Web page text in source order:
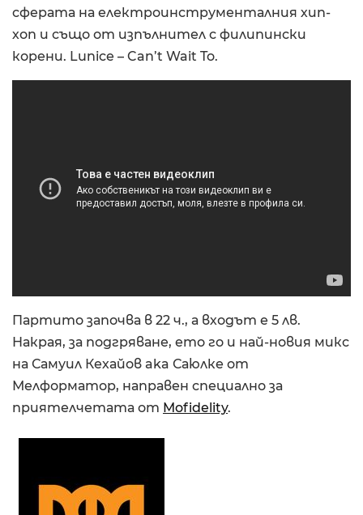
сферата на електроинструменталния хип-
хоп и също от изпълнител с филипински
корени. Lunice – Can’t Wait To.
Партито започва в 22 ч., а входът е 5 лв.
Накрая, за подгряване, ето го и най-новия микс
на Самуил Кехайов aka Саюлке от
Мелформатор, направен специално за
приятелчетата от Mofidelity.